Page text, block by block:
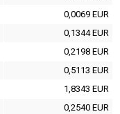
0,0069 EUR
0,1344 EUR
0,2198 EUR
0,5113 EUR
1,8343 EUR
0,2540 EUR